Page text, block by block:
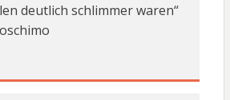
deutlich schlimmer waren“